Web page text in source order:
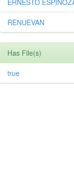
ERNESTO
RENUEVAN
Has File(s)
true